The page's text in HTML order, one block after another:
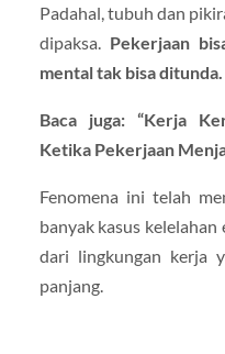
Padahal, tubuh dan
dipaksa. Pekerjaan
mental tak bisa ditunda.
Baca juga: “Kerja
Ketika Pekerjaan
Fenomena ini telah
banyak kasus
dari lingkungan kerja
panjang.